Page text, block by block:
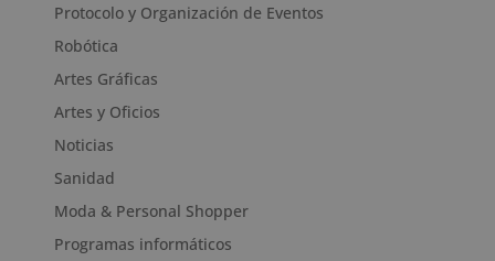
Protocolo y Organización de Eventos
Robótica
Artes Gráficas
Artes y Oficios
Noticias
Sanidad
Moda & Personal Shopper
Programas informáticos